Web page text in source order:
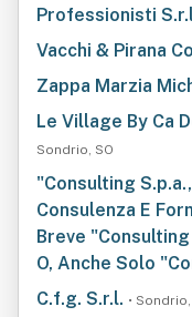
Professionisti
Vacchi & Pirana
Zappa Marzia
Le Village By Ca
Sondrio, SO
"Consulting
Consulenza E
Breve
O, Anche Solo
C.f.g. S.r.l. • Sondrio,